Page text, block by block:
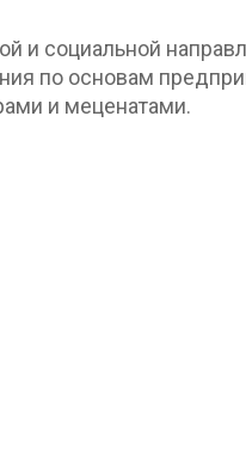
и социальной
по основам
и меценатами.